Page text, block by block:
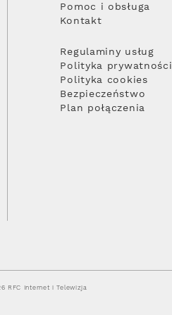
Pomoc i obsługa
Kontakt
Regulaminy usług
Polityka prywatności
Polityka cookies
Bezpieczeństwo
Plan połączenia
RFC Internet i Telewizja